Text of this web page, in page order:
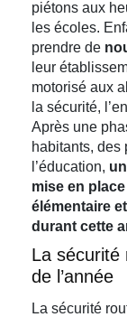
piétons aux
les écoles.
prendre de
leur
motorisé aux
la sécurité,
Après une
habitants, des
l’éducation,
mise en
élémentaire
durant cette
La sécurité
de l’année
La sécurité